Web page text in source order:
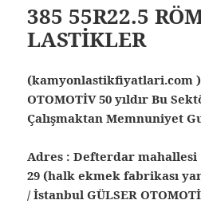
385 55R22.5
LASTİKLER
(kamyonlastikfiyatlari.com )
OTOMOTİV 50 yıldır Bu
Çalışmaktan Memnuniyet
Adres : Defterdar
29 (halk ekmek fabrikası
/ İstanbulGÜLSER